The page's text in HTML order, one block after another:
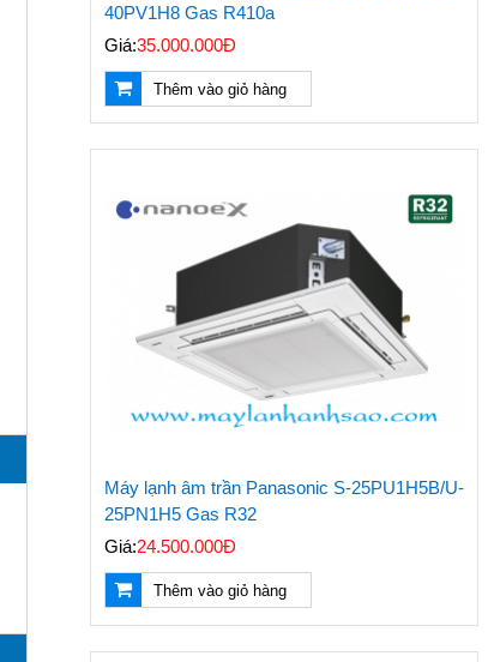
40PV1H8 Gas R410a
Giá:35.000.000Đ
Thêm vào giỏ hàng
Máy lạnh âm trần Panasonic S-25PU1H5B/U-
25PN1H5 Gas R32
Giá:24.500.000Đ
Thêm vào giỏ hàng